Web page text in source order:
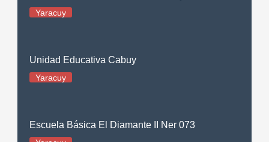
Yaracuy
Unidad Educativa Cabuy
Yaracuy
Escuela Básica El Diamante II Ner 073